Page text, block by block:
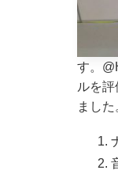
す。
ルを
ました